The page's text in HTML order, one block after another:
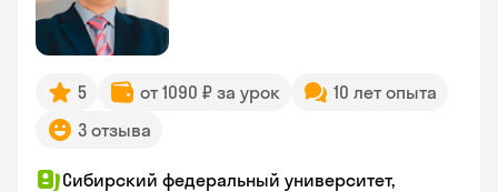
5 от 1090 ₽ за урок
10 лет опыта
3 отзыва
Сибирский федеральный университет,